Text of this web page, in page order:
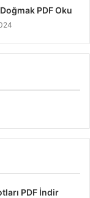
PDF Oku
PDF İndir